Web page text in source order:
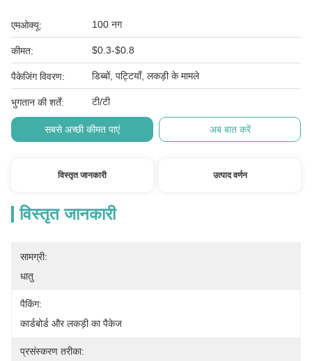
एमओक्यू: 100 नग
कीमत: $0.3-$0.8
पैकेजिंग विवरण: डिब्बों, पट्टियाँ, लकड़ी के मामले
भुगतान की शर्तें: टी/टी
सबसे अच्छी कीमत पाएं अब बात करें
विस्तृत जानकारी उत्पाद वर्णन
विस्तृत जानकारी
सामग्री:
धातु
पैकिंग:
कार्डबोर्ड और लकड़ी का पैकेज
प्रसंस्करण तरीका: